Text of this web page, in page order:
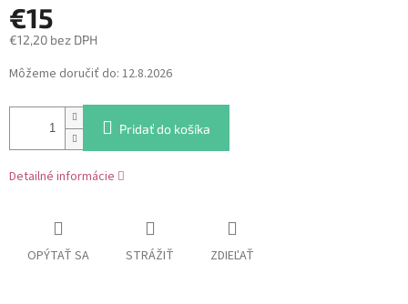
€15
€12,20 bez DPH
Jednotková
cena:
Môžeme doručiť do: 12.8.2026
Pridať do košíka
Detailné informácie
OPÝTAŤ SA STRÁŽIŤ ZDIEĽAŤ